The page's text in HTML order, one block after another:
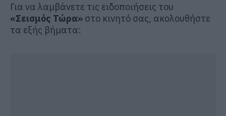
Για να λαμβάνετε τις ειδοποιήσεις του
«Σεισμός Τώρα» στο κινητό σας, ακολουθήστε
τα εξής βήματα: